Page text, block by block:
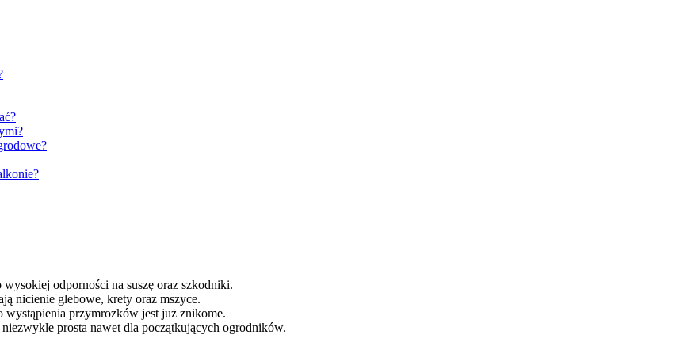
odporności na suszę oraz szkodniki.
nicienie glebowe, krety oraz mszyce.
wystąpienia przymrozków jest już znikome.
prosta nawet dla początkujących ogrodników.